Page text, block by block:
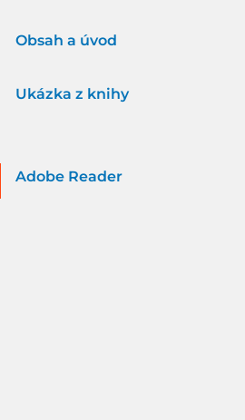
Obsah a úvod
Ukázka z knihy
Adobe Reader